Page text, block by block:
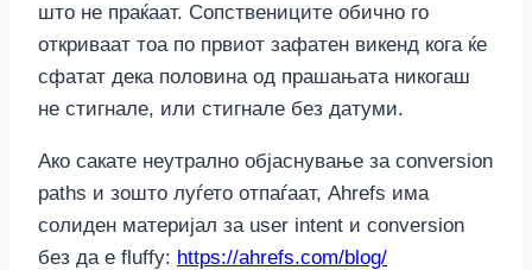
што не праќаат. Сопствениците обично го
откриваат тоа по првиот зафатен викенд кога ќе
сфатат дека половина од прашањата никогаш
не стигнале, или стигнале без датуми.
Ако сакате неутрално објаснување за conversion
paths и зошто луѓето отпаѓаат, Ahrefs има
солиден материјал за user intent и conversion
без да е fluffy: https://ahrefs.com/blog/